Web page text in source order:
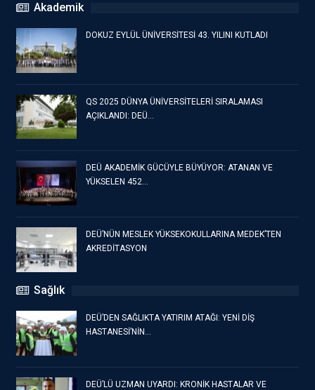
Akademik
DOKUZ EYLÜL ÜNİVERSİTESİ 43. YILINI KUTLADI
QS 2025 DÜNYA ÜNİVERSİTELERİ SIRALAMASI
AÇIKLANDI: DEÜ…
DEÜ AKADEMİK GÜCÜYLE BÜYÜYOR: ATANAN VE
YÜKSELEN 452…
DEÜ’NÜN MESLEK YÜKSEKOKULLARINA MEDEK’TEN
AKREDİTASYON
Sağlık
DEÜ’DEN SAĞLIKTA YATIRIM ATAĞI: YENİ DİŞ
HASTANESİ’NİN…
DEÜ’LÜ UZMAN UYARDI: KRONİK HASTALAR VE